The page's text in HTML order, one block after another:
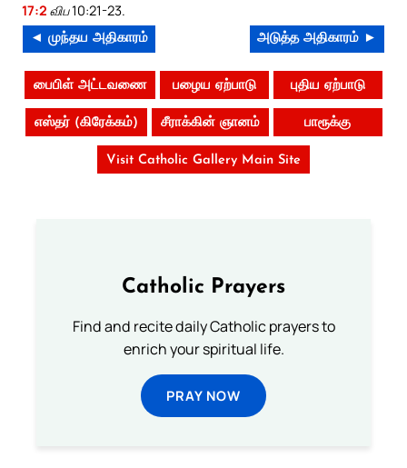
17:2 விப 10:21-23.
◄ முந்தய அதிகாரம் அடுத்த அதிகாரம் ►
பைபிள் அட்டவணை பழைய ஏற்பாடு புதிய ஏற்பாடு
எஸ்தர் (கிரேக்கம்) சீராக்கின் ஞானம் பாரூக்கு
Visit Catholic Gallery Main Site
Catholic Prayers
Find and recite daily Catholic prayers to
enrich your spiritual life.
PRAY NOW